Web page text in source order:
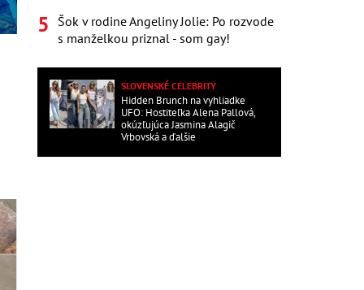
Šok v rodine Angeliny Jolie: Po rozvode
s manželkou priznal - som gay!
SLOVENSKÉ CELEBRITY
Hidden Brunch na vyhliadke
UFO: Hostiteľka Alena Pallová,
okúzľujúca Jasmina Alagič
Vrbovská a ďalšie